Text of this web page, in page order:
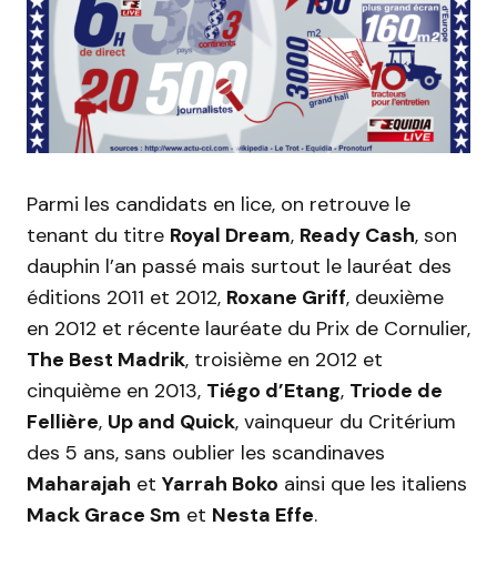
Parmi les candidats en lice, on retrouve le
tenant du titre Royal Dream, Ready Cash, son
dauphin l’an passé mais surtout le lauréat des
éditions 2011 et 2012, Roxane Griff, deuxième
en 2012 et récente lauréate du Prix de Cornulier,
The Best Madrik, troisième en 2012 et
cinquième en 2013, Tiégo d’Etang, Triode de
Fellière, Up and Quick, vainqueur du Critérium
des 5 ans, sans oublier les scandinaves
Maharajah et Yarrah Boko ainsi que les italiens
Mack Grace Sm et Nesta Effe.